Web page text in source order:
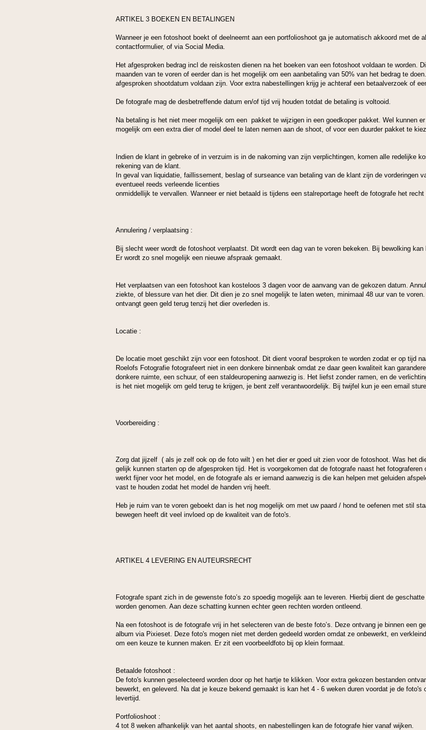
ARTIKEL 3 BOEKEN EN BETALINGEN
Wanneer je een fotoshoot boekt of deelneemt aan een portfolioshoot ga je automatisch akkoord met de
contactformulier, of via Social Media.
Het afgesproken bedrag incl de reiskosten dienen na het boeken van een fotoshoot voldaan te worden.
maanden van te voren of eerder dan is het mogelijk om een aanbetaling van 50% van het bedrag te
afgesproken shootdatum voldaan zijn. Voor extra nabestellingen krijg je achteraf een betaalverzoek of
De fotografe mag de desbetreffende datum en/of tijd vrij houden totdat de betaling is voltooid.
Na betaling is het niet meer mogelijk om een pakket te wijzigen in een goedkoper pakket. Wel kunnen
mogelijk om een extra dier of model deel te laten nemen aan de shoot, of voor een duurder pakket te
Indien de klant in gebreke of in verzuim is in de nakoming van zijn verplichtingen, komen alle redelijke
rekening van de klant.
In geval van liquidatie, faillissement, beslag of surseance van betaling van de klant zijn de vorderingen
eventueel reeds verleende licenties
onmiddellijk te vervallen. Wanneer er niet betaald is tijdens een stalreportage heeft de fotografe het
Annulering / verplaatsing :
Bij slecht weer wordt de fotoshoot verplaatst. Dit wordt een dag van te voren bekeken. Bij bewolking
Er wordt zo snel mogelijk een nieuwe afspraak gemaakt.
Het verplaatsen van een fotoshoot kan kosteloos 3 dagen voor de aanvang van de gekozen datum.
ziekte, of blessure van het dier. Dit dien je zo snel mogelijk te laten weten, minimaal 48 uur van te
ontvangt geen geld terug tenzij het dier overleden is.
Locatie :
De locatie moet geschikt zijn voor een fotoshoot. Dit dient vooraf besproken te worden zodat er op tijd
Roelofs Fotografie fotografeert niet in een donkere binnenbak omdat ze daar geen kwaliteit kan
donkere ruimte, een schuur, of een staldeuropening aanwezig is. Het liefst zonder ramen, en de
is het niet mogelijk om geld terug te krijgen, je bent zelf verantwoordelijk. Bij twijfel kun je een email
Voorbereiding :
Zorg dat jijzelf ( als je zelf ook op de foto wilt ) en het dier er goed uit zien voor de fotoshoot. Was het
gelijk kunnen starten op de afgesproken tijd. Het is voorgekomen dat de fotografe naast het
werkt fijner voor het model, en de fotografe als er iemand aanwezig is die kan helpen met geluiden
vast te houden zodat het model de handen vrij heeft.
Heb je ruim van te voren geboekt dan is het nog mogelijk om met uw paard / hond te oefenen met stil
bewegen heeft dit veel invloed op de kwaliteit van de foto's.
ARTIKEL 4 LEVERING EN AUTEURSRECHT
Fotografe spant zich in de gewenste foto’s zo spoedig mogelijk aan te leveren. Hierbij dient de
worden genomen. Aan deze schatting kunnen echter geen rechten worden ontleend.
Na een fotoshoot is de fotografe vrij in het selecteren van de beste foto’s. Deze ontvang je binnen een
album via Pixieset. Deze foto's mogen niet met derden gedeeld worden omdat ze onbewerkt, en
om een keuze te kunnen maken. Er zit een voorbeeldfoto bij op klein formaat.
Betaalde fotoshoot :
De foto's kunnen geselecteerd worden door op het hartje te klikken. Voor extra gekozen bestanden
bewerkt, en geleverd. Na dat je keuze bekend gemaakt is kan het 4 - 6 weken duren voordat je de
levertijd.
Portfolioshoot :
4 tot 8 weken afhankelijk van het aantal shoots, en nabestellingen kan de fotografe hier vanaf wijken.